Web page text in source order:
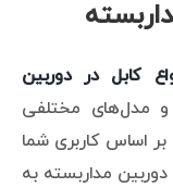
کابل در دوربین
و مدل‌های مختلفی
اساس کاربری شما
مداربسته به